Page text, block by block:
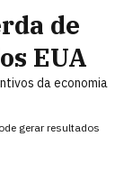
de
EUA
da economia
gerar resultados